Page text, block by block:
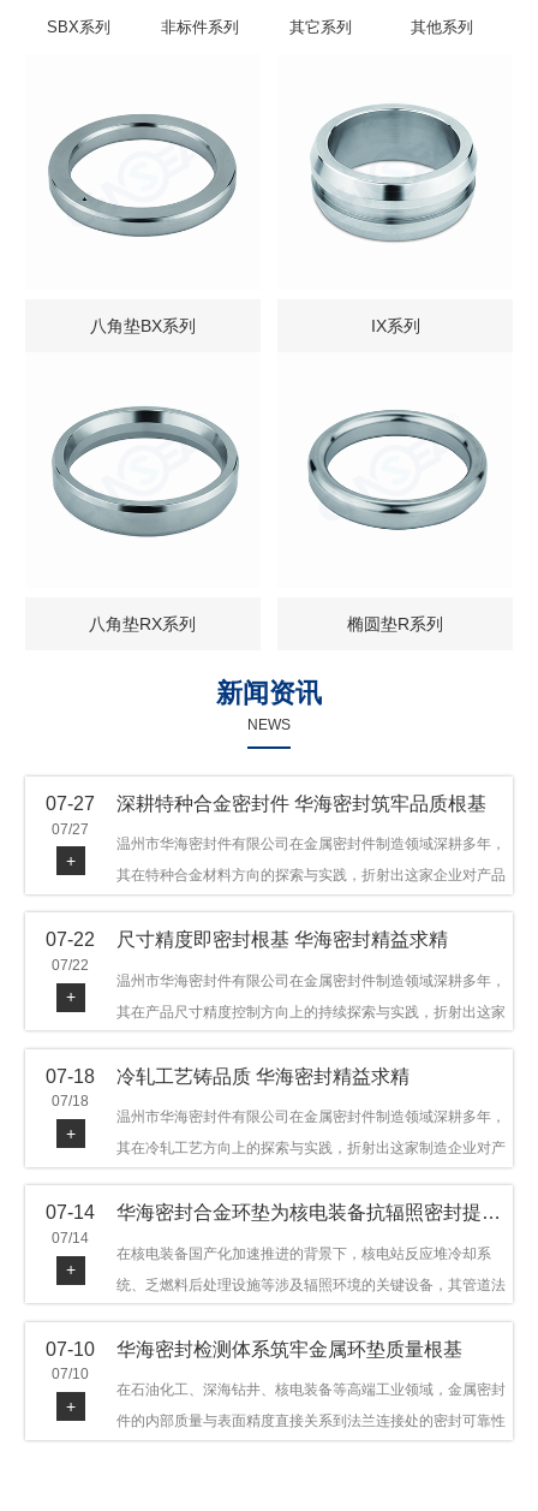
SBX系列 非标件系列 其它系列 其他系列
八角垫BX系列 IX系列
八角垫RX系列 椭圆垫R系列
新闻资讯
NEWS
07-27
07/27
+
深耕特种合金密封件 华海密封筑牢品质根基
温州市华海密封件有限公司在金属密封件制造领域深耕多年，
其在特种合金材料方向的探索与实践，折射出这家企业对产品
品，可提供多种材质方案，在石油机械、管道法兰、采油树、
07-22
07/22
+
尺寸精度即密封根基 华海密封精益求精
温州市华海密封件有限公司在金属密封件制造领域深耕多年，
其在产品尺寸精度控制方向上的持续探索与实践，折射出这家
产品，广泛应用于石油机械、管道法兰、采油树、井口装置等
领域。本文从尺寸精度的技术内涵及企业工艺积累等角度，呈
现华海密封在该领域的务实探索与稳步发展。
07-18
07/18
+
冷轧工艺铸品质 华海密封精益求精
温州市华海密封件有限公司在金属密封件制造领域深耕多年，
其在冷轧工艺方向上的探索与实践，折射出这家制造企业对产
品，广泛应用于石油机械、管道法兰、采油树、井口装置等领
步发展。
07-14
07/14
+
华海密封合金环垫为核电装备抗辐照密封提供可靠保障
在核电装备国产化加速推进的背景下，核电站反应堆冷却系
统、乏燃料后处理设施等涉及辐照环境的关键设备，其管道法
定与密封可靠。温州市华海密封件科技有限公司深耕金属密封
领域二十余年，依托八角垫、椭圆垫及RX/BX系列高压环垫等
全系列产品，以特种合金材质体系，为核电装备抗辐照密封提
供针对性配套方案。
07-10
07/10
+
华海密封检测体系筑牢金属环垫质量根基
在石油化工、深海钻井、核电装备等高端工业领域，金属密封
件的内部质量与表面精度直接关系到法兰连接处的密封可靠性